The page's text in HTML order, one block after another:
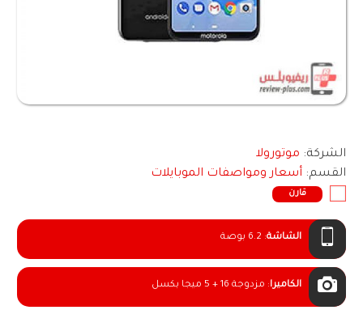
الشركة: موتورولا
القسم: أسعار ومواصفات الموبايلات
قارن
الشاشة: 6.2 بوصة
الكاميرا: مزدوجة 16 + 5 ميجا بكسل